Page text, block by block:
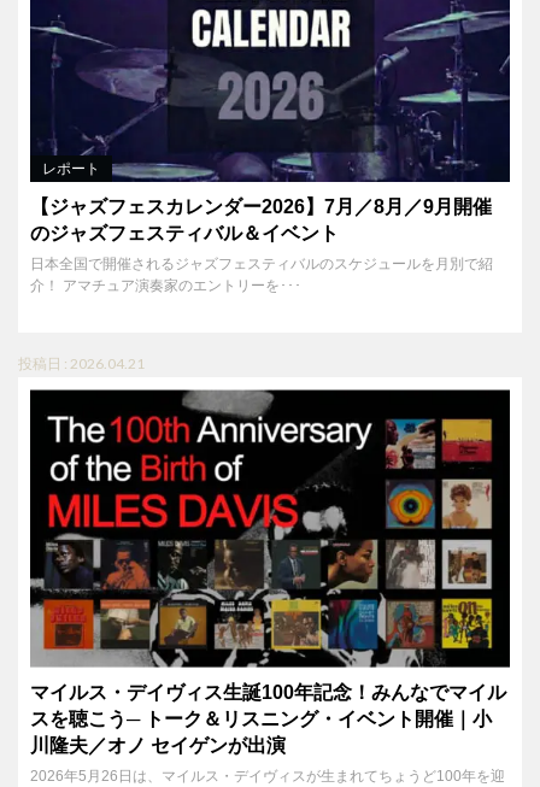
レポート
【ジャズフェスカレンダー2026】7月／8月／9月開催
のジャズフェスティバル＆イベント
日本全国で開催されるジャズフェスティバルのスケジュールを月別で紹
介！ アマチュア演奏家のエントリーを･･･
投稿日 : 2026.04.21
マイルス・デイヴィス生誕100年記念！みんなでマイル
スを聴こう─ トーク＆リスニング・イベント開催｜小
川隆夫／オノ セイゲンが出演
2026年5月26日は、マイルス・デイヴィスが生まれてちょうど100年を迎